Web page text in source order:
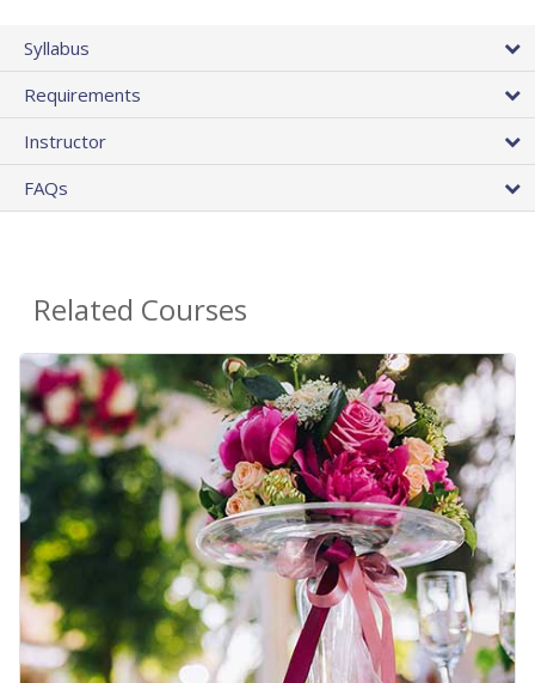
Syllabus
Requirements
Instructor
FAQs
Related Courses